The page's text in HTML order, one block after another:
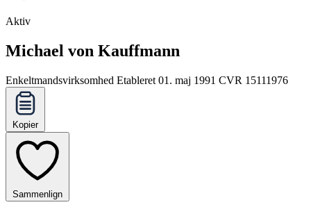
Aktiv
Michael von Kauffmann
Enkeltmandsvirksomhed Etableret 01. maj 1991 CVR 15111976
Kopier
Sammenlign